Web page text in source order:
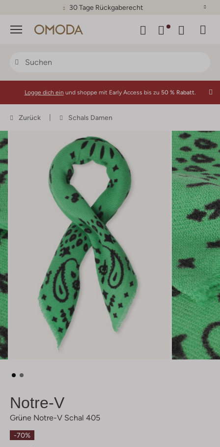
30 Tage Rückgaberecht
Menü
Logge dich ein und shoppe mit Early Access bis zu 50 % Rabatt.
Zurück Schals Damen
Notre-V
Grüne Notre-V Schal 405
-70%